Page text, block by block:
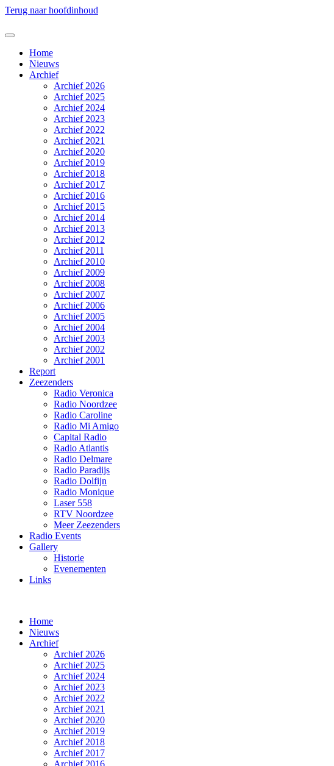
Terug naar hoofdinhoud
Home
Nieuws
Archief
Archief 2026
Archief 2025
Archief 2024
Archief 2023
Archief 2022
Archief 2021
Archief 2020
Archief 2019
Archief 2018
Archief 2017
Archief 2016
Archief 2015
Archief 2014
Archief 2013
Archief 2012
Archief 2011
Archief 2010
Archief 2009
Archief 2008
Archief 2007
Archief 2006
Archief 2005
Archief 2004
Archief 2003
Archief 2002
Archief 2001
Report
Zeezenders
Radio Veronica
Radio Noordzee
Radio Caroline
Radio Mi Amigo
Capital Radio
Radio Atlantis
Radio Delmare
Radio Paradijs
Radio Dolfijn
Radio Monique
Laser 558
RTV Noordzee
Meer Zeezenders
Radio Events
Gallery
Historie
Evenementen
Links
Home
Nieuws
Archief
Archief 2026
Archief 2025
Archief 2024
Archief 2023
Archief 2022
Archief 2021
Archief 2020
Archief 2019
Archief 2018
Archief 2017
Archief 2016